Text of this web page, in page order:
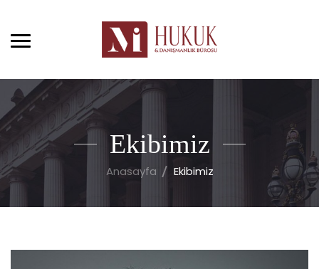
Ekibimiz
Anasayfa Ekibimiz